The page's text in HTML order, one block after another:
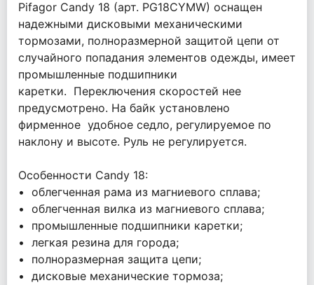
Pifagor Candy 18 (арт. PG18CYMW) оснащен
надежными дисковыми механическими
тормозами, полноразмерной защитой цепи от
случайного попадания элементов одежды, имеет
промышленные подшипники
каретки. Переключения скоростей нее
предусмотрено. На байк установлено
фирменное удобное седло, регулируемое по
наклону и высоте. Руль не регулируется.
Особенности Candy 18:
• облегченная рама из магниевого сплава;
• облегченная вилка из магниевого сплава;
• промышленные подшипники каретки;
• легкая резина для города;
• полноразмерная защита цепи;
• дисковые механические тормоза;